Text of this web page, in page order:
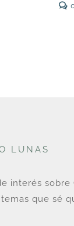
LUNAS
interés
que sé